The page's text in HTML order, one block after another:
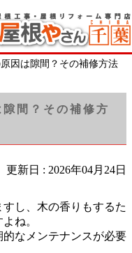
因は隙間？その補修方法
間？その補修方
更新日 : 2026年04月24日
し、木の香りもするた
ね。
なメンテナンスが必要